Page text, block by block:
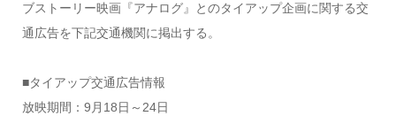
ブストーリー映画『アナログ』とのタイアップ企画に関する交
通広告を下記交通機関に掲出する。
■タイアップ交通広告情報
放映期間：9月18日～24日